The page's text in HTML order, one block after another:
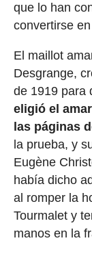
que lo han
convertirse
El maillot
Desgrange,
de 1919 para
eligió el
las páginas
la prueba, y
Eugène
había dicho
al romper la
Tourmalet y
manos en la